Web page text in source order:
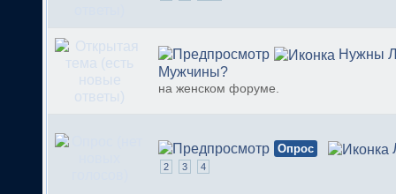
Нужны
Мужчины?
на женском форуме.
Опрос
2 3 4